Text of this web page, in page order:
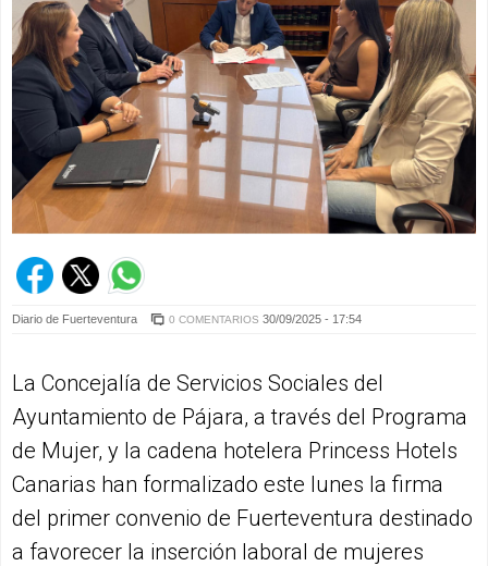
Diario de Fuerteventura 0 COMENTARIOS 30/09/2025 - 17:54
La Concejalía de Servicios Sociales del
Ayuntamiento de Pájara, a través del Programa
de Mujer, y la cadena hotelera Princess Hotels
Canarias han formalizado este lunes la firma
del primer convenio de Fuerteventura destinado
a favorecer la inserción laboral de mujeres